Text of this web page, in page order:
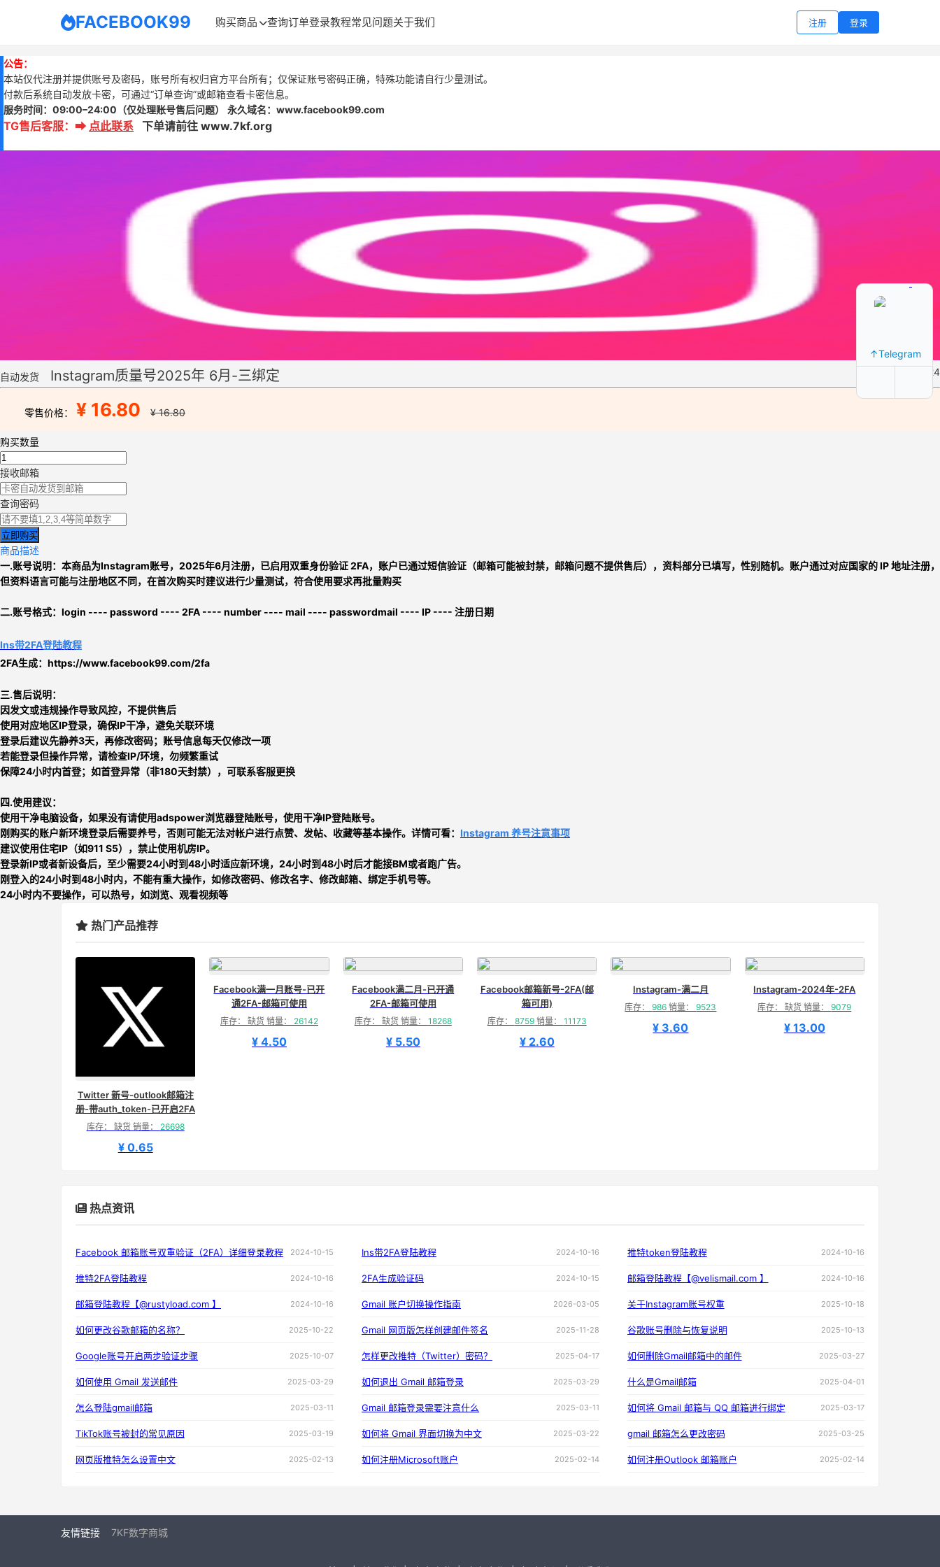
FACEBOOK99 购买商品 查询订单登录教程常见问题关于我们 注册 登录
公告：
本站仅代注册并提供账号及密码，账号所有权归官方平台所有；仅保证账号密码正确，特殊功能请自行少量测试。
付款后系统自动发放卡密，可通过“订单查询”或邮箱查看卡密信息。
服务时间： 09:00–24:00 （仅处理账号售后问题） 永久域名：www.facebook99.com
TG售后客服： ➡ 点此联系 下单请前往 www.7kf.org
自动发货 Instagram质量号2025年 6月-三绑定 库存:1024
零售价格： ¥ 16.80 ¥ 16.80
购买数量
接收邮箱
查询密码
立即购买
商品描述
一.账号说明：本商品为Instagram账号， 2025年6月注册，已启用双重身份验证 2FA，账户已通过短信验证（邮箱可能被封禁，邮箱问题不提供售后），资料部分已填写，性别随机。 账户通过对应国家的 IP 地址注册，
但资料语言可能与注册地区不同，在首次购买时建议进行少量测试，符合使用要求再批量购买
二.账号格式： login ---- password ---- 2FA ---- number ---- mail ---- passwordmail ---- IP ---- 注册日期
Ins带2FA登陆教程
2FA生成： https://www.facebook99.com/2fa
三.售后说明：
因发文或违规操作导致风控，不提供售后
使用对应地区IP登录，确保IP干净，避免关联环境
登录后建议先静养3天，再修改密码；账号信息每天仅修改一项
若能登录但操作异常，请检查IP/环境，勿频繁重试
保障24小时内首登；如首登异常（非180天封禁），可联系客服更换
四.使用建议：
使用干净电脑设备，如果没有请使用adspower浏览器登陆账号，使用干净IP登陆账号。
刚购买的账户新环境登录后需要养号，否则可能无法对帐户进行点赞、发帖、收藏等基本操作。详情可看： Instagram 养号注意事项
建议使用住宅IP（如911 S5），禁止使用机房IP。
登录新IP或者新设备后，至少需要24小时到48小时适应新环境，24小时到48小时后才能接BM或者跑广告。
刚登入的24小时到48小时内，不能有重大操作，如修改密码、修改名字、修改邮箱、绑定手机号等。
24小时内不要操作，可以热号，如浏览、观看视频等
热门产品推荐
Twitter 新号-outlook邮箱注
册-带auth_token-已开启2FA
库存： 缺货 销量： 26698
¥ 0.65
Facebook满一月账号-已开
通2FA-邮箱可使用
库存： 缺货 销量： 26142
¥ 4.50
Facebook满二月-已开通
2FA-邮箱可使用
库存： 缺货 销量： 18268
¥ 5.50
Facebook邮箱新号-2FA(邮
箱可用)
库存： 8759销量： 11173
¥ 2.60
Instagram-满二月
库存：986 销量：9523
¥ 3.60
Instagram-2024年-2FA
库存： 缺货 销量：9079
¥ 13.00
热点资讯
Facebook 邮箱账号双重验证（2FA）详细登录教程 2024-10-15 Ins带2FA登陆教程 2024-10-16 推特token登陆教程 2024-10-16
推特2FA登陆教程 2024-10-16 2FA生成验证码 2024-10-15 邮箱登陆教程【@velismail.com 】 2024-10-16
邮箱登陆教程【@rustyload.com 】 2024-10-16 Gmail 账户切换操作指南 2026-03-05 关于Instagram账号权重 2025-10-18
如何更改谷歌邮箱的名称？ 2025-10-22 Gmail 网页版怎样创建邮件签名 2025-11-28 谷歌账号删除与恢复说明 2025-10-13
Google账号开启两步验证步骤 2025-10-07 怎样更改推特（Twitter）密码？ 2025-04-17 如何删除Gmail邮箱中的邮件 2025-03-27
如何使用 Gmail 发送邮件 2025-03-29 如何退出 Gmail 邮箱登录 2025-03-29 什么是Gmail邮箱 2025-04-01
怎么登陆gmail邮箱 2025-03-11 Gmail 邮箱登录需要注意什么 2025-03-11 如何将 Gmail 邮箱与 QQ 邮箱进行绑定 2025-03-17
TikTok账号被封的常见原因 2025-03-19 如何将 Gmail 界面切换为中文 2025-03-22 gmail 邮箱怎么更改密码 2025-03-25
网页版推特怎么设置中文 2025-02-13 如何注册Microsoft账户 2025-02-14 如何注册Outlook 邮箱账户 2025-02-14
友情链接 7KF数字商城
↑Telegram